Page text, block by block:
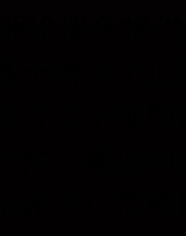
论服务提
于错误价
方式干预
件、雇佣
评论正常